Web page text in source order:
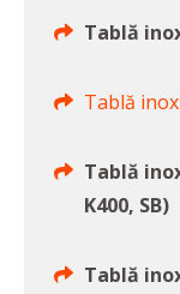
Tablă
Tablă
Tablă
K400, SB)
Tablă